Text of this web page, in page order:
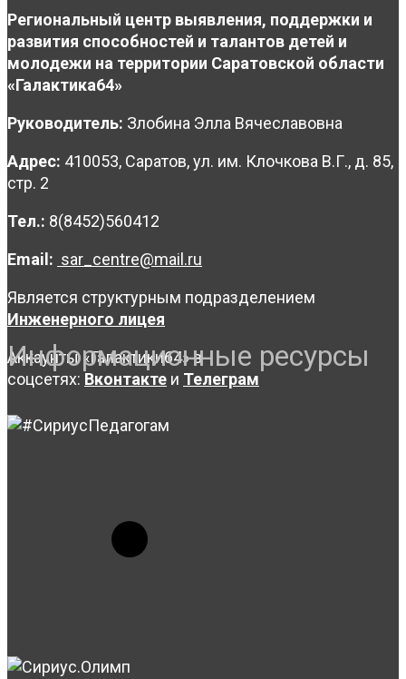
Региональный центр выявления, поддержки и
развития способностей и талантов детей и
молодежи на территории Саратовской области
«Галактика64»
Руководитель: Злобина Элла Вячеславовна
Адрес: 410053, Саратов, ул. им. Клочкова В.Г., д. 85,
стр. 2
Тел.: 8(8452)560412
Email: sar_centre@mail.ru
Является структурным подразделением
Инженерного лицея
Аккаунты «Галактики64» в
соцсетях: Вконтакте и Телеграм
Информационные ресурсы